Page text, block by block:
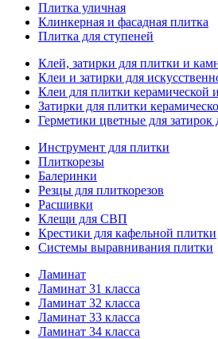
Плитка уличная
Клинкерная и фасадная плитка
Плитка для ступеней
Клей, затирки для плитки и
Клеи и затирки для
Клеи для плитки керамической
Затирки для плитки
Герметики цветные для затирок
Инструмент для плитки
Плиткорезы
Балеринки
Резцы для плиткорезов
Расшивки
Клещи для СВП
Крестики для кафельной плитки
Системы выравнивания плитки
Ламинат
Ламинат 31 класса
Ламинат 32 класса
Ламинат 33 класса
Ламинат 34 класса